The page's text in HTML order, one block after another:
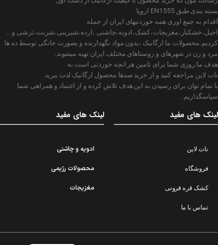
بسته بندی طبق EN1555 اروپا
اقدام به جمع اوری همه خوردنیهای ایران از جمله
اجیل،خشکبار،مغزیجات،کشک،ادویه،چاشنی ،ارده،شیرینی،شربت،ترشی و ..
کردیم.محصولات ما ارگانیک ،بدون مواد نگهدارنده و بصورت خانگی توسط ده ها
مرد و زن در شهرهای و روستاهای مختلف ایران تهیه میشوند.
هدف ما:روزی شما برای تامین هر انچه خوردنی است به
نات لاین مراجعه کنید و از خرید صدها محصول ارگانیک لذت ببرید.
با تمام توان برای رسیدن به این هدف تلاش کرده و از اعتماد و همراهی شما
سپاسگذاریم .
لینک های مفید
نات لاین
فروشگاه
کشک قره قروتی
تماس با ما
لینک های مفید
ادویه و چاشنی
محصولات رژیمی
مغزیجات